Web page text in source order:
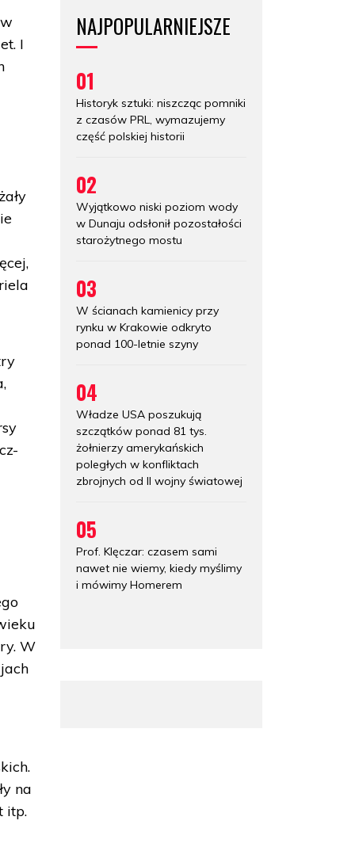
I
W
na
itp.
NAJPOPULARNIEJSZE
01
Historyk sztuki: niszcząc pomniki
z czasów PRL, wymazujemy
część polskiej historii
02
Wyjątkowo niski poziom wody
w Dunaju odsłonił pozostałości
starożytnego mostu
03
W ścianach kamienicy przy
rynku w Krakowie odkryto
ponad 100-letnie szyny
04
Władze USA poszukują
szczątków ponad 81 tys.
żołnierzy amerykańskich
poległych w konfliktach
zbrojnych od II wojny światowej
05
Prof. Klęczar: czasem sami
nawet nie wiemy, kiedy myślimy
i mówimy Homerem